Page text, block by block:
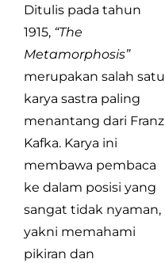
Ditulis pada tahun
1915, “The
Metamorphosis”
merupakan salah satu
karya sastra paling
menantang dari Franz
Kafka. Karya ini
membawa pembaca
ke dalam posisi yang
sangat tidak nyaman,
yakni memahami
pikiran dan